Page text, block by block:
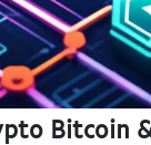
Bitcoin